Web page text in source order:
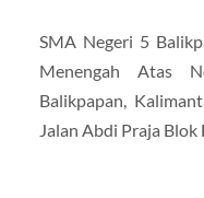
SMA Negeri 5
Menengah Atas
Balikpapan,
Jalan Abdi Praja Blok